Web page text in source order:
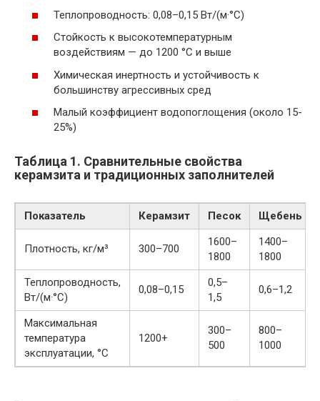
Теплопроводность: 0,08–0,15 Вт/(м·°C)
Стойкость к высокотемпературным
воздействиям — до 1200 °C и выше
Химическая инертность и устойчивость к
большинству агрессивных сред
Малый коэффициент водопоглощения (около 15-
25%)
Таблица 1. Сравнительные свойства
керамзита и традиционных заполнителей
Показатель Керамзит Песок Щебень
Плотность, кг/м³ 300–700
1600–
1800
1400–
1800
Теплопроводность,
Вт/(м·°C)
0,08–0,15
0,5–
1,5
0,6–1,2
Максимальная
температура
эксплуатации, °C
1200+
300–
500
800–
1000